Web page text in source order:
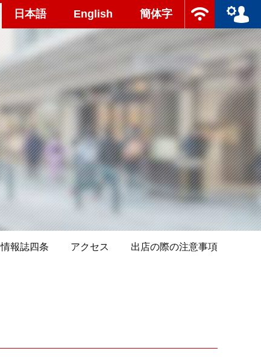
日本語 English 簡体字
情報誌四条 アクセス 出店の際の注意事項